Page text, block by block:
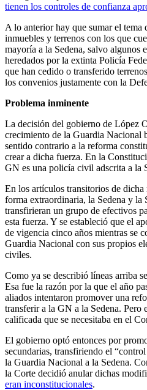
tienen los controles de confianza
A lo anterior hay que sumar el tema
inmuebles y terrenos con los que
mayoría a la Sedena, salvo algunos
heredados por la extinta Policía
que han cedido o transferido
los convenios justamente con la
Problema inminente
La decisión del gobierno de López
crecimiento de la Guardia Nacional
sentido contrario a la reforma
crear a dicha fuerza. En la
GN es una policía civil adscrita a la
En los artículos transitorios de
forma extraordinaria, la Sedena y la
transfirieran un grupo de efectivos
esta fuerza. Y se estableció que el
de vigencia cinco años mientras se
Guardia Nacional con sus propios
civiles.
Como ya se describió líneas arriba
Esa fue la razón por la que el año
aliados intentaron promover una
transferir a la GN a la Sedena. Pero
calificada que se necesitaba en el
El gobierno optó entonces por
secundarias, transfiriendo el
la Guardia Nacional a la Sedena.
la Corte decidió anular dichas
eran inconstitucionales.